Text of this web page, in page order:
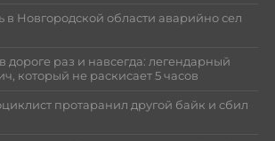
в Новгородской области аварийно сел
раз и навсегда: легендарный
который не раскисает 5 часов
протаранил другой байк и сбил